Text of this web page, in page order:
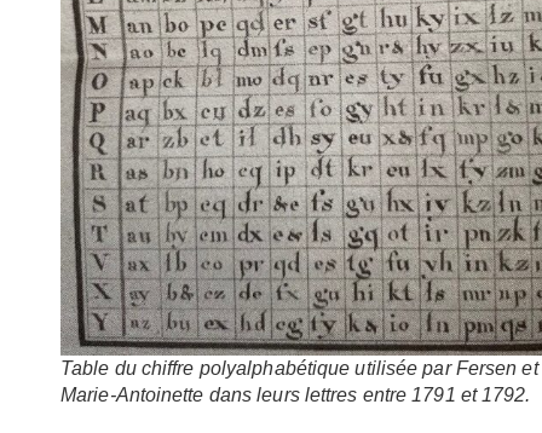
Table du chiffre polyalphabétique utilisée par Fersen et
Marie-Antoinette dans leurs lettres entre 1791 et 1792.